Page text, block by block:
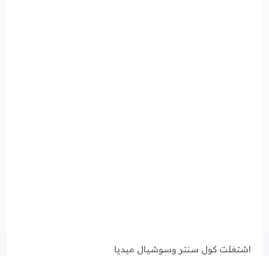
اشتغلت كول سنتر وسوشيال ميديا